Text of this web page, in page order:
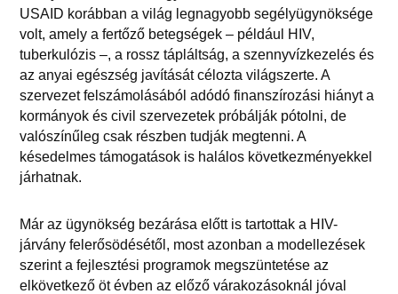
USAID korábban a világ legnagyobb segélyügynöksége
volt, amely a fertőző betegségek – például HIV,
tuberkulózis –, a rossz tápláltság, a szennyvízkezelés és
az anyai egészség javítását célozta világszerte. A
szervezet felszámolásából adódó finanszírozási hiányt a
kormányok és civil szervezetek próbálják pótolni, de
valószínűleg csak részben tudják megtenni. A
késedelmes támogatások is halálos következményekkel
járhatnak.
Már az ügynökség bezárása előtt is tartottak a HIV-
járvány felerősödésétől, most azonban a modellezések
szerint a fejlesztési programok megszüntetése az
elkövetkező öt évben az előző várakozásoknál jóval